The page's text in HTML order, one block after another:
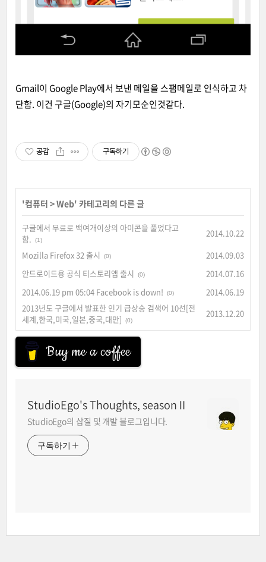
Gmail이 Google Play에서 보낸 메일을 스팸메일로 인식하고 차
단함. 이건 구글(Google)의 자기모순인것같다.
공감 구독하기
'컴퓨터 >Web' 카테고리의 다른 글
구글에서 무료로 백여개이상의 아이콘을 풀었다고
함.
(1)
2014.10.22
Mozilla Firefox 32 출시
(0)
2014.09.03
안드로이드용 공식 티스토리앱 출시
(0)
2014.07.16
2014.06.19 pm 05:04 Facebook is down!
(0)
2014.06.19
2013년도 구글에서 발표한 인기 급상승 검색어 10선[전
세계,한국,미국,일본,중국,대만]
(0)
2013.12.20
Buy me a coffee
StudioEgo's Thoughts, seasonⅡ
StudioEgo의 삽질 및 개발 블로그입니다.
구독하기